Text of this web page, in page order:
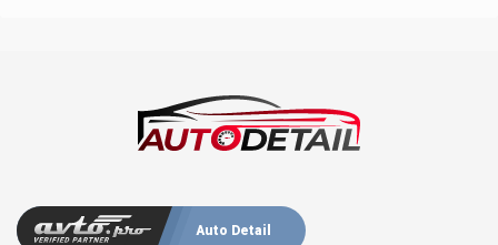
Auto Detail